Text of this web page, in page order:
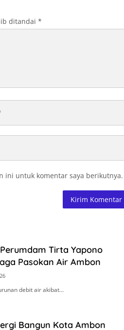
ditandai *
ini untuk komentar saya berikutnya.
Tirta Yapono
Pasokan Air Ambon
debit air akibat…
Bangun Kota Ambon